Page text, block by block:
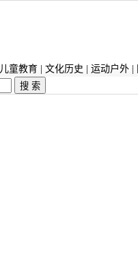
儿童教育 文化历史 运动户外